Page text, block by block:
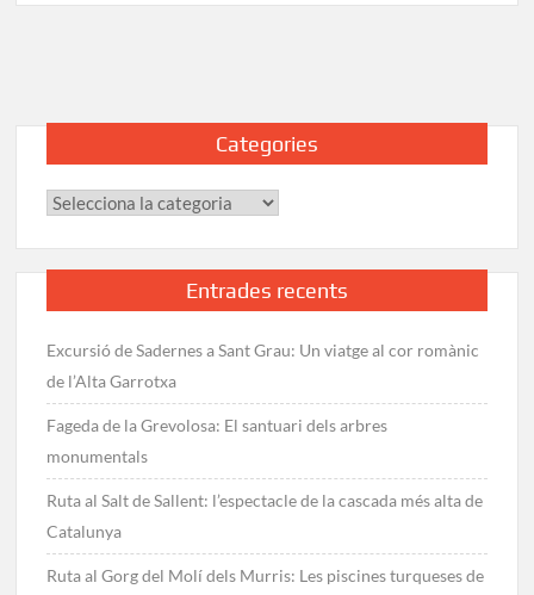
m):
Categories
Categories
Entrades recents
Excursió de Sadernes a Sant Grau: Un viatge al cor romànic
de l’Alta Garrotxa
Fageda de la Grevolosa: El santuari dels arbres
monumentals
Ruta al Salt de Sallent: l’espectacle de la cascada més alta de
Catalunya
Ruta al Gorg del Molí dels Murris: Les piscines turqueses de